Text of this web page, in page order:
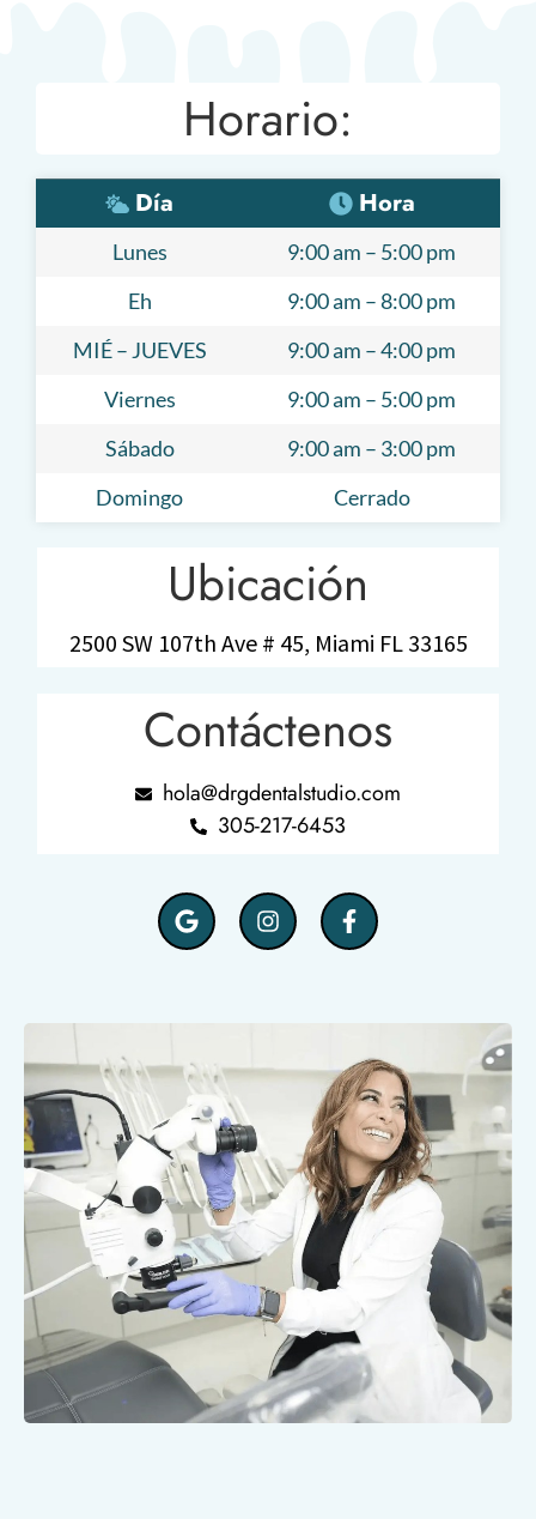
Horario:
Día Hora
Lunes
9:00 am – 5:00 pm
Eh
9:00 am – 8:00 pm
MIÉ – JUEVES
9:00 am – 4:00 pm
Viernes
9:00 am – 5:00 pm
Sábado
9:00 am – 3:00 pm
Domingo
Cerrado
Ubicación
2500 SW 107th Ave # 45, Miami FL 33165
Contáctenos
hola@drgdentalstudio.com
305-217-6453